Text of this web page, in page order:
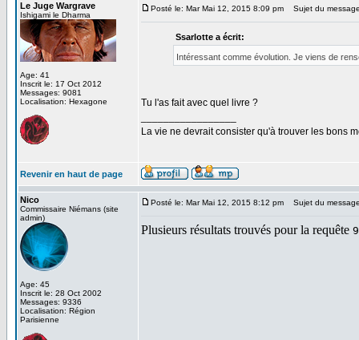
Le Juge Wargrave
Ishigami le Dharma
Age: 41
Inscrit le: 17 Oct 2012
Messages: 9081
Localisation: Hexagone
Posté le: Mar Mai 12, 2015 8:09 pm Sujet du
Ssarlotte a écrit:
Intéressant comme évolution. Je viens de
Tu l'as fait avec quel livre ?
La vie ne devrait consister qu'à trouver les bons
Revenir en haut de page
Nico
Commissaire Niémans (site
admin)
Age: 45
Inscrit le: 28 Oct 2002
Messages: 9336
Localisation: Région
Parisienne
Posté le: Mar Mai 12, 2015 8:12 pm Sujet du